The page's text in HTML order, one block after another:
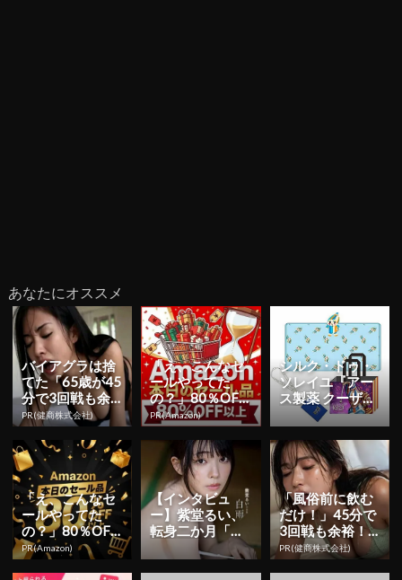
あなたにオススメ
バイアグラは捨
てた「65歳が45
分で3回戦も余
裕」980円で朝
まで絶好調！
PR(健商株式会社)
「え、こんなセ
ールやってた
の？」80％OFF
以上が続々登
場！Amazonの本
PR(Amazon)
シルク・ドゥ・
ソレイユ『アー
ス製薬 クーザ』
東京公演の日程
＆チケット情報
解禁！日...
「え、こんなセ
ールやってた
の？」80％OFF
以上が続々登
場！Amazonの本
PR(Amazon)
【インタビュ
ー】紫堂るい、
転身二か月「も
っと知っていた
だくことを目標
「風俗前に飲む
だけ！」45分で
3回戦も余裕！1
日31円で朝まで
絶好調
PR(健商株式会社)